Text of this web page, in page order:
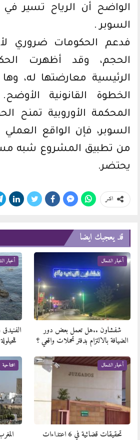
الواضح أن الرياح تسير
السوبر .
فدعم الحكومات ضروري
الحجم، وقد أظهرت
الرئيسية معارضتها له،
الخطوة القانونية
المحكمة الأوروبية تمنح
السوبر، فإن الواقع
من تطبيق المشروع شبه
يحتضر.
انشر
قد يعجبك ايضا
أخبار الشمال
شفشاون ..هل تعمل بعض دور
الضيافة بالالتزام بدفتر تحملات واقعي ؟
أخبار
الفنيدق
أخبار الشمال
تحقيقات قضائية في 6 اعتداءات
افتتاحية